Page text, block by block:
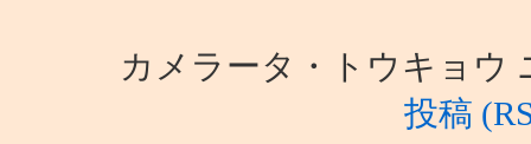
カメラータ・トウキョウ
投稿